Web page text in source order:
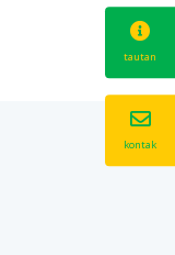
tautan
kontak